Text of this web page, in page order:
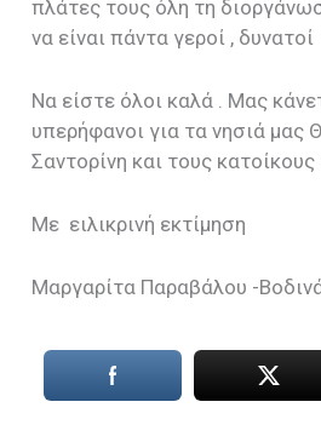
πλάτες τους όλη τη
να είναι πάντα γεροί ,
Να είστε όλοι καλά . Μας
υπερήφανοι για τα νησιά μας
Σαντορίνη και τους κατοίκους
Με ειλικρινή εκτίμηση
Μαργαρίτα Παραβάλου -